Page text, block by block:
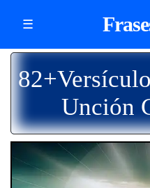
☰
Unción